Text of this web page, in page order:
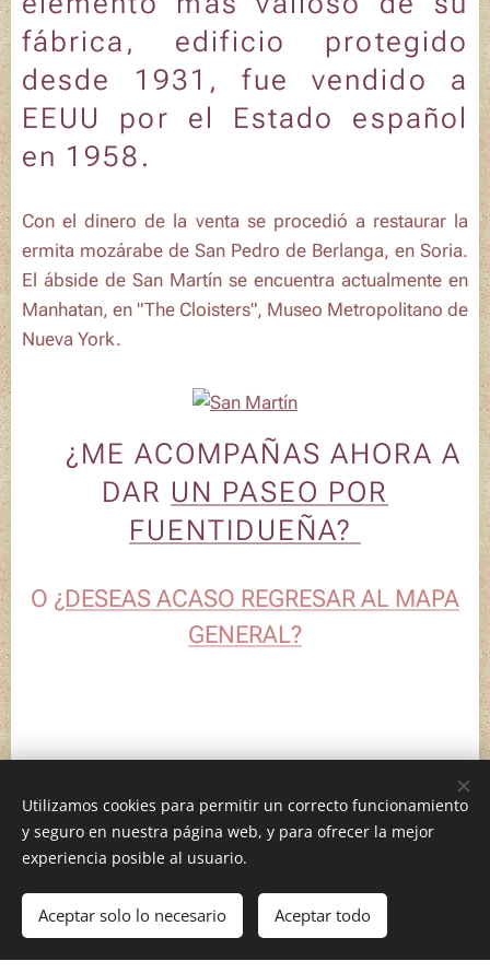
fábrica, edificio protegido
desde 1931, fue vendido a
EEUU por el Estado español
en 1958.
Con el dinero de la venta se procedió a restaurar la
ermita mozárabe de San Pedro de Berlanga, en Soria.
El ábside de San Martín se encuentra actualmente en
Manhatan, en "The Cloisters", Museo Metropolitano de
Nueva York.
🚶¿ME ACOMPAÑAS AHORA A
DAR UN PASEO POR
FUENTIDUEÑA?
O ¿DESEAS ACASO REGRESAR AL MAPA
GENERAL?
Geografías afectivas, 2026
Webnode Cookies
¡Crea tu página web gratis! Comenzar
Utilizamos cookies para permitir un correcto funcionamiento
y seguro en nuestra página web, y para ofrecer la mejor
experiencia posible al usuario.
Aceptar solo lo necesario Aceptar todo